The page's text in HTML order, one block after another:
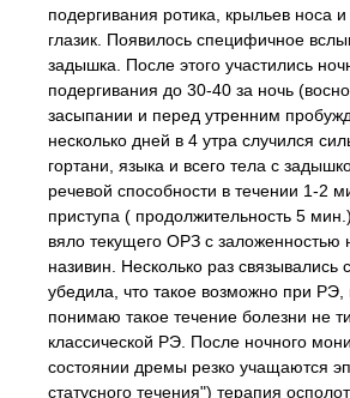
подергивания ротика, крыльев носа
глазик. Появилось специфичное
задышка. После этого участились
подергивания до 30-40 за ночь
засыпании и перед утренним
несколько дней в 4 утра случился
гортани, языка и всего тела с
речевой способности в течении 1-2
приступа ( продолжительность 5
вяло текущего ОРЗ с заложенностью
називин. Несколько раз связывались
убедила, что такое возможно при РЭ,
понимаю такое течение болезни не
классической РЭ. После ночного
состоянии дремы резко учащаются
статусного течения") терапия